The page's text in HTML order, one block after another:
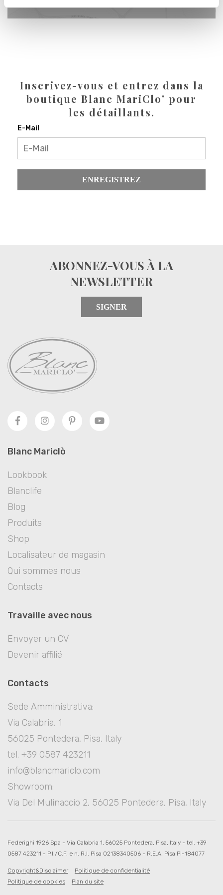
Inscrivez-vous et entrez dans la
boutique Blanc MariClo' pour
les détaillants.
E-Mail
ENREGISTREZ
ABONNEZ-VOUS À LA
NEWSLETTER
SIGNER
Blanc Mariclò
Lookbook
Blanclife
Blog
Produits
Shop
Localisateur de magasin
Qui sommes nous
Contacts
Travaille avec nous
Envoyer un CV
Devenir affilié
Contacts
Sede Amministrativa:
Via Calabria, 1
56025 Pontedera, Pisa, Italy
tel. +39 0587 423211
info@blancmariclo.com
Showroom:
Via Del Mulinaccio 2, 56025 Pontedera, Pisa, Italy
Federighi 1926 Spa - Via Calabria 1, 56025 Pontedera, Pisa, Italy - tel. +39
0587 423211 - P.I./C.F. e n. R.I. Pisa 02138340506 - R.E.A. Pisa PI-184077
Copyright&Disclaimer
Politique de confidentialité
Politique de cookies
Plan du site